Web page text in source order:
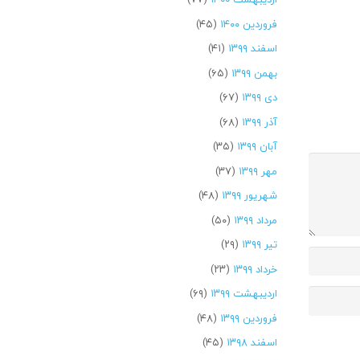
فروردین ۱۴۰۰
(۴۵)
اسفند ۱۳۹۹
(۴۱)
بهمن ۱۳۹۹
(۶۵)
دی ۱۳۹۹
(۶۷)
آذر ۱۳۹۹
(۶۸)
آبان ۱۳۹۹
(۳۵)
مهر ۱۳۹۹
(۳۷)
شهریور ۱۳۹۹
(۴۸)
مرداد ۱۳۹۹
(۵۰)
تیر ۱۳۹۹
(۲۹)
خرداد ۱۳۹۹
(۲۳)
اردیبهشت ۱۳۹۹
(۶۹)
فروردین ۱۳۹۹
(۴۸)
اسفند ۱۳۹۸
(۴۵)